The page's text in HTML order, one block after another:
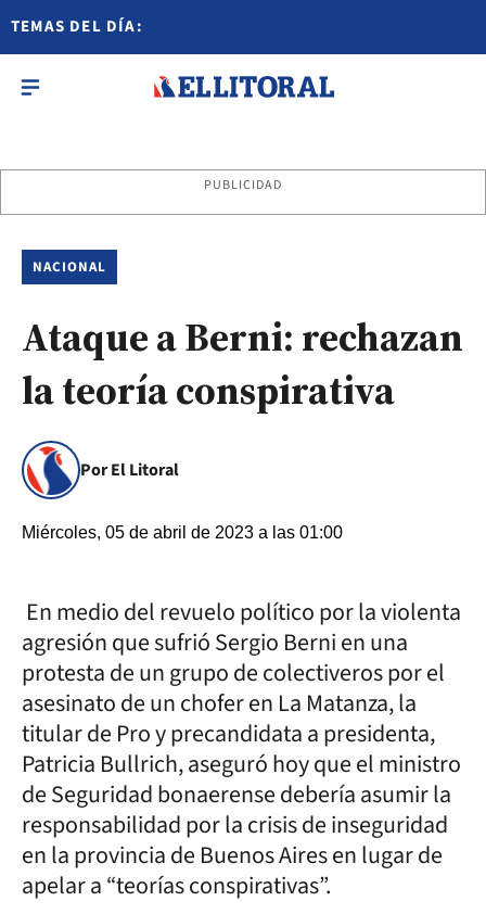
TEMAS DEL DÍA:
PUBLICIDAD
NACIONAL
Ataque a Berni: rechazan
la teoría conspirativa
Por El Litoral
Miércoles, 05 de abril de 2023 a las 01:00
En medio del revuelo político por la violenta
agresión que sufrió Sergio Berni en una
protesta de un grupo de colectiveros por el
asesinato de un chofer en La Matanza, la
titular de Pro y precandidata a presidenta,
Patricia Bullrich, aseguró hoy que el ministro
de Seguridad bonaerense debería asumir la
responsabilidad por la crisis de inseguridad
en la provincia de Buenos Aires en lugar de
apelar a “teorías conspirativas”.